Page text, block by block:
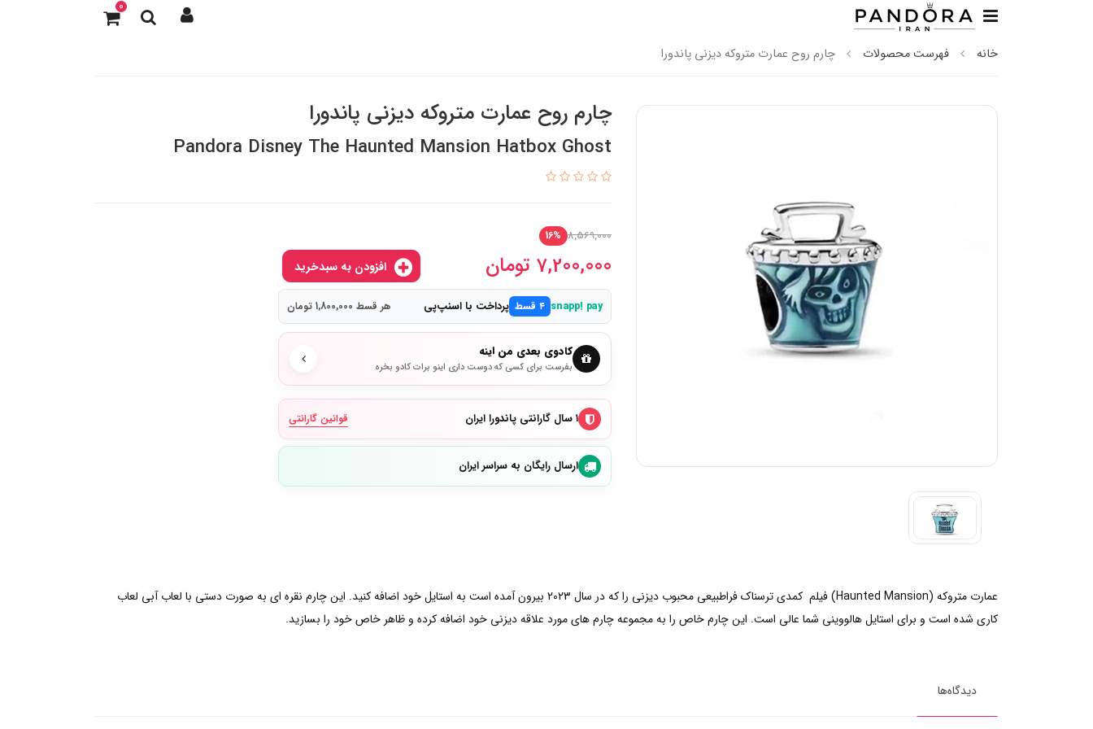
0
خانه فهرست محصولات چارم روح عمارت متروکه دیزنی پاندورا
چارم روح عمارت متروکه دیزنی پاندورا
Pandora Disney The Haunted Mansion Hatbox Ghost
8,569,000
16%
7,200,000 تومان
snapp! pay ۴ قسط پرداخت با اسنپ‌پی هر قسط 1,800,000 تومان
کادوی بعدی من اینه
بفرست برای کسی که دوست داری اینو برات کادو بخره
۱ سال گارانتی پاندورا ایران قوانین گارانتی
ارسال رایگان به سراسر ایران
عمارت متروکه (Haunted Mansion) فیلم کمدی ترسناک فراطبیعی محبوب دیزنی را که در سال 2023 بیرون آمده است به استایل خود اضافه کنید. این چارم نقره ای به صورت دستی با لعاب آبی لعاب
کاری شده است و برای استایل هالووینی شما عالی است. این چارم خاص را به مجموعه چارم های مورد علاقه دیزنی خود اضافه کرده و ظاهر خاص خود را بسازید.
دیدگاه‌ها